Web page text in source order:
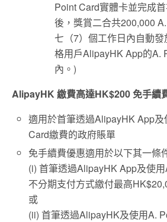
Point Card實體卡並完成
後，獎賞二合共200,000
七（7）個工作日內自動發
格用戶AlipayHK App的A.
內。)
AlipayHK繳費高達HK$200免手續
適用於首筆透過AlipayHK App
Card繳費的政府賬單
免手續費優惠適用於以下其一條
(i) 首筆透過AlipayHK App及使
不分期支付方式繳付最高
或
(ii) 首筆透過AlipayHK及使用A.